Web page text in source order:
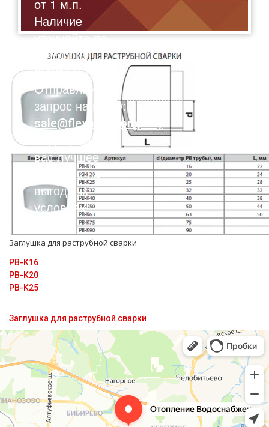
от 1 м.п.
Наличие
уточняйте по
телефону:
8(495)211-17-01
Отправляйте
запрос на почту:
sale@flexalen.company
Подберем для
вас лучшее
решение на
выгодных
условиях!
Заглушка для раструбной сварки
PB-K16
PB-K20
PB-K25
Заглушка для раструбной сварки